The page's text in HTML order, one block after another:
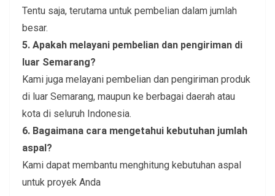
Tentu saja, terutama untuk pembelian dalam jumlah
besar.
5. Apakah melayani pembelian dan pengiriman di
luar Semarang?
Kami juga melayani pembelian dan pengiriman produk
di luar Semarang, maupun ke berbagai daerah atau
kota di seluruh Indonesia.
6. Bagaimana cara mengetahui kebutuhan jumlah
aspal?
Kami dapat membantu menghitung kebutuhan aspal
untuk proyek Anda